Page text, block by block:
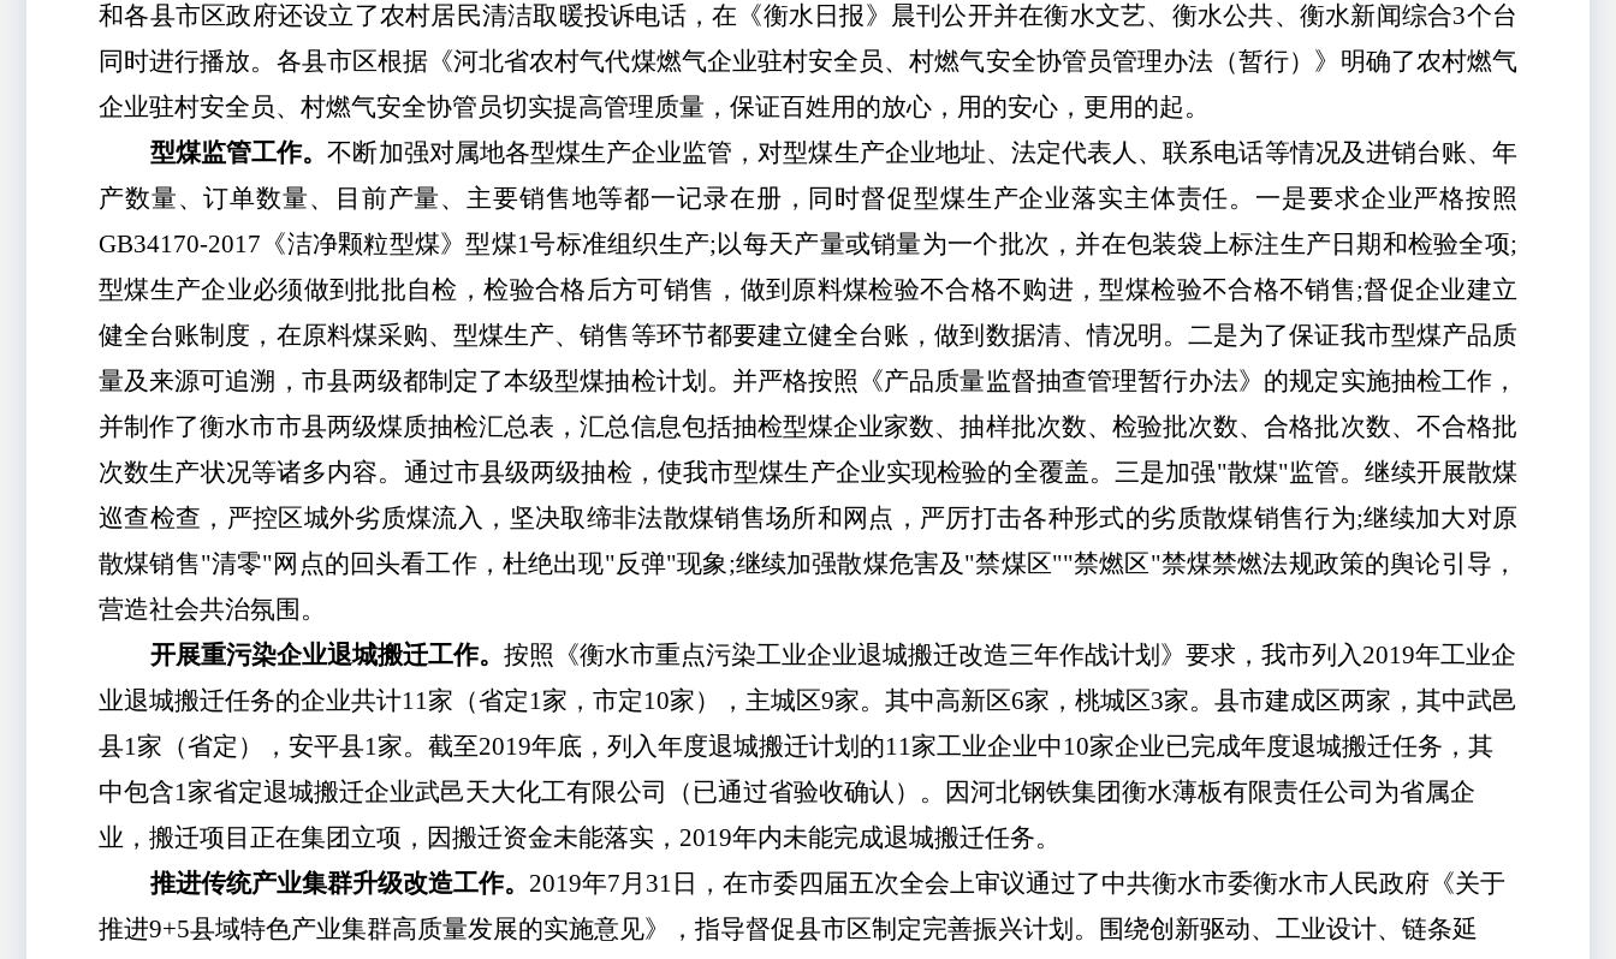
和各县市区政府还设立了农村居民清洁取暖投诉电话，在《衡水日报》晨刊公开并在衡水文艺、衡水公共、衡水新闻综合3个台
同时进行播放。各县市区根据《河北省农村气代煤燃气企业驻村安全员、村燃气安全协管员管理办法（暂行）》明确了农村燃气
企业驻村安全员、村燃气安全协管员切实提高管理质量，保证百姓用的放心，用的安心，更用的起。
型煤监管工作。不断加强对属地各型煤生产企业监管，对型煤生产企业地址、法定代表人、联系电话等情况及进销台账、年
产数量、订单数量、目前产量、主要销售地等都一记录在册，同时督促型煤生产企业落实主体责任。一是要求企业严格按照
GB34170-2017《洁净颗粒型煤》型煤1号标准组织生产;以每天产量或销量为一个批次，并在包装袋上标注生产日期和检验全项;
型煤生产企业必须做到批批自检，检验合格后方可销售，做到原料煤检验不合格不购进，型煤检验不合格不销售;督促企业建立
健全台账制度，在原料煤采购、型煤生产、销售等环节都要建立健全台账，做到数据清、情况明。二是为了保证我市型煤产品质
量及来源可追溯，市县两级都制定了本级型煤抽检计划。并严格按照《产品质量监督抽查管理暂行办法》的规定实施抽检工作，
并制作了衡水市市县两级煤质抽检汇总表，汇总信息包括抽检型煤企业家数、抽样批次数、检验批次数、合格批次数、不合格批
次数生产状况等诸多内容。通过市县级两级抽检，使我市型煤生产企业实现检验的全覆盖。三是加强"散煤"监管。继续开展散煤
巡查检查，严控区城外劣质煤流入，坚决取缔非法散煤销售场所和网点，严厉打击各种形式的劣质散煤销售行为;继续加大对原
散煤销售"清零"网点的回头看工作，杜绝出现"反弹"现象;继续加强散煤危害及"禁煤区""禁燃区"禁煤禁燃法规政策的舆论引导，
营造社会共治氛围。
开展重污染企业退城搬迁工作。 按照《衡水市重点污染工业企业退城搬迁改造三年作战计划》要求，我市列入2019年工业企
业退城搬迁任务的企业共计11家（省定1家，市定10家），主城区9家。其中高新区6家，桃城区3家。县市建成区两家，其中武邑
县1家（省定），安平县1家。截至2019年底 ，列入年度退城搬迁计划的11家工业企业中10家企业已完成年度退城搬迁任务，其
中包含1家省定退城搬迁企业武邑天大化工有限公司（已通过省验收确认）。因河北钢铁集团衡水薄板有限责任公司为省属企
业，搬迁项目正在集团立项，因搬迁资金未能落实， 2019年内未能完成退城搬迁任务。
推进传统产业集群升级改造工作。 2019年7月31日，在市委四届五次全会上审议通过了中共衡水市委衡水市人民政府《关于
推进9+5县域特色产业集群高质量发展的实施意见》，指导督促县市区制定完善振兴计划。围绕创新驱动、工业设计、链条延